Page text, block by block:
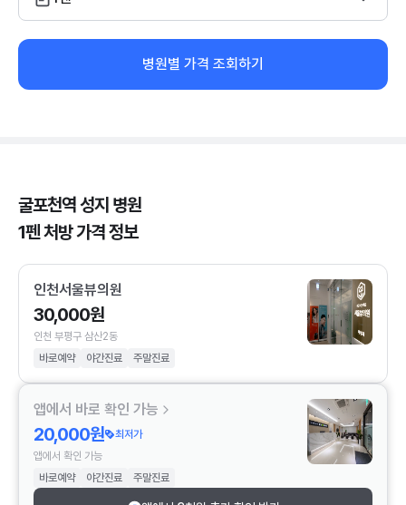
병원별 가격 조회하기
굴포천역 성지 병원
1펜 처방 가격 정보
인천서울뷰의원
30,000원
인천 부평구 삼산2동
바로예약
야간진료 주말진료
앱에서 바로 확인 가능
20,000원
최저가
앱에서 확인 가능
바로예약
야간진료 주말진료